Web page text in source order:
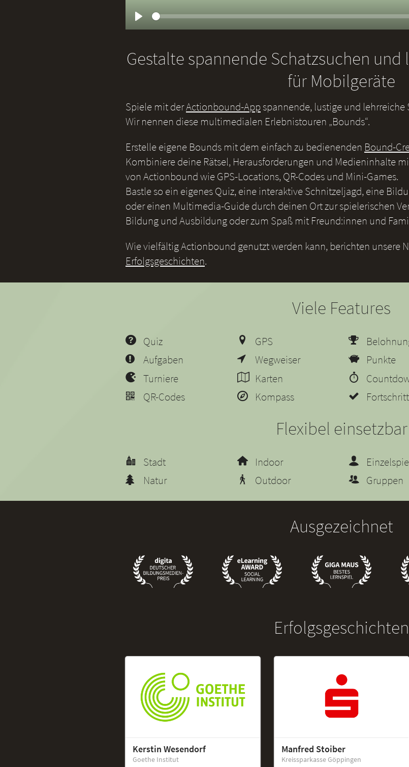
Seek
Gestalte spannende Schatzsuchen
für Mobilgeräte
Spiele mit derActionbound-Appspannende, lustige und
Wir nennen diese multimedialen Erlebnistouren „Bounds“.
Erstelle eigene Bounds mit dem einfach zu bedienenden Bound-
Kombiniere deine Rätsel, Herausforderungen und Medieninhalte
von Actionbound wie GPS-Locations, QR-Codes und Mini-Games.
Bastle so ein eigenes Quiz, eine interaktive Schnitzeljagd, eine
oder einen Multimedia-Guide durch deinen Ort zur spielerischen
Bildung und Ausbildung oder zum Spaß mit Freund:innen und
Wie vielfältig Actionbound genutzt werden kann, berichten unsere
Erfolgsgeschichten.
Viele Features
Quiz
Aufgaben
Turniere
QR-Codes
GPS
Wegweiser
Karten
Kompass
Punkte
Fortschritt
Flexibel einsetzbar
Stadt
Natur
Indoor
Outdoor
Gruppen
Ausgezeichnet
Erfolgsgeschichten
Kerstin Wesendorf
Goethe Institut
Manfred Stoiber
Kreissparkasse Göppingen